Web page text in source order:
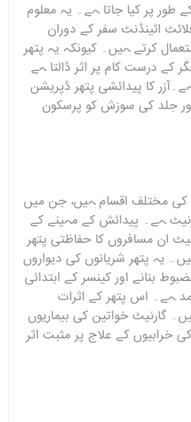
طور پر کیا جاتا ہے۔ یہ معلوم
اٹینڈنٹ سفر کے دوران
کرتے ہیں۔ کیونکہ یہ پتھر
کے درست کام پر اثر ڈالتا ہے
کا پیدائشی پتھر ڈپریشن
جلد کی سوزش کو پرسکون
کی مختلف اقسام ہیں، جن میں
ہے۔ پیدائش کے مہینے کے
ان مسافروں کا حفاظتی پتھر
یہ پتھر شریانوں کی دیواروں
بنانے اور کینسر کے ابتدائی
ہے۔ اس پتھر کے اثرات
گارنیٹ خواتین کی بیماریوں
کی خرابیوں کے علاج پر مثبت اثر